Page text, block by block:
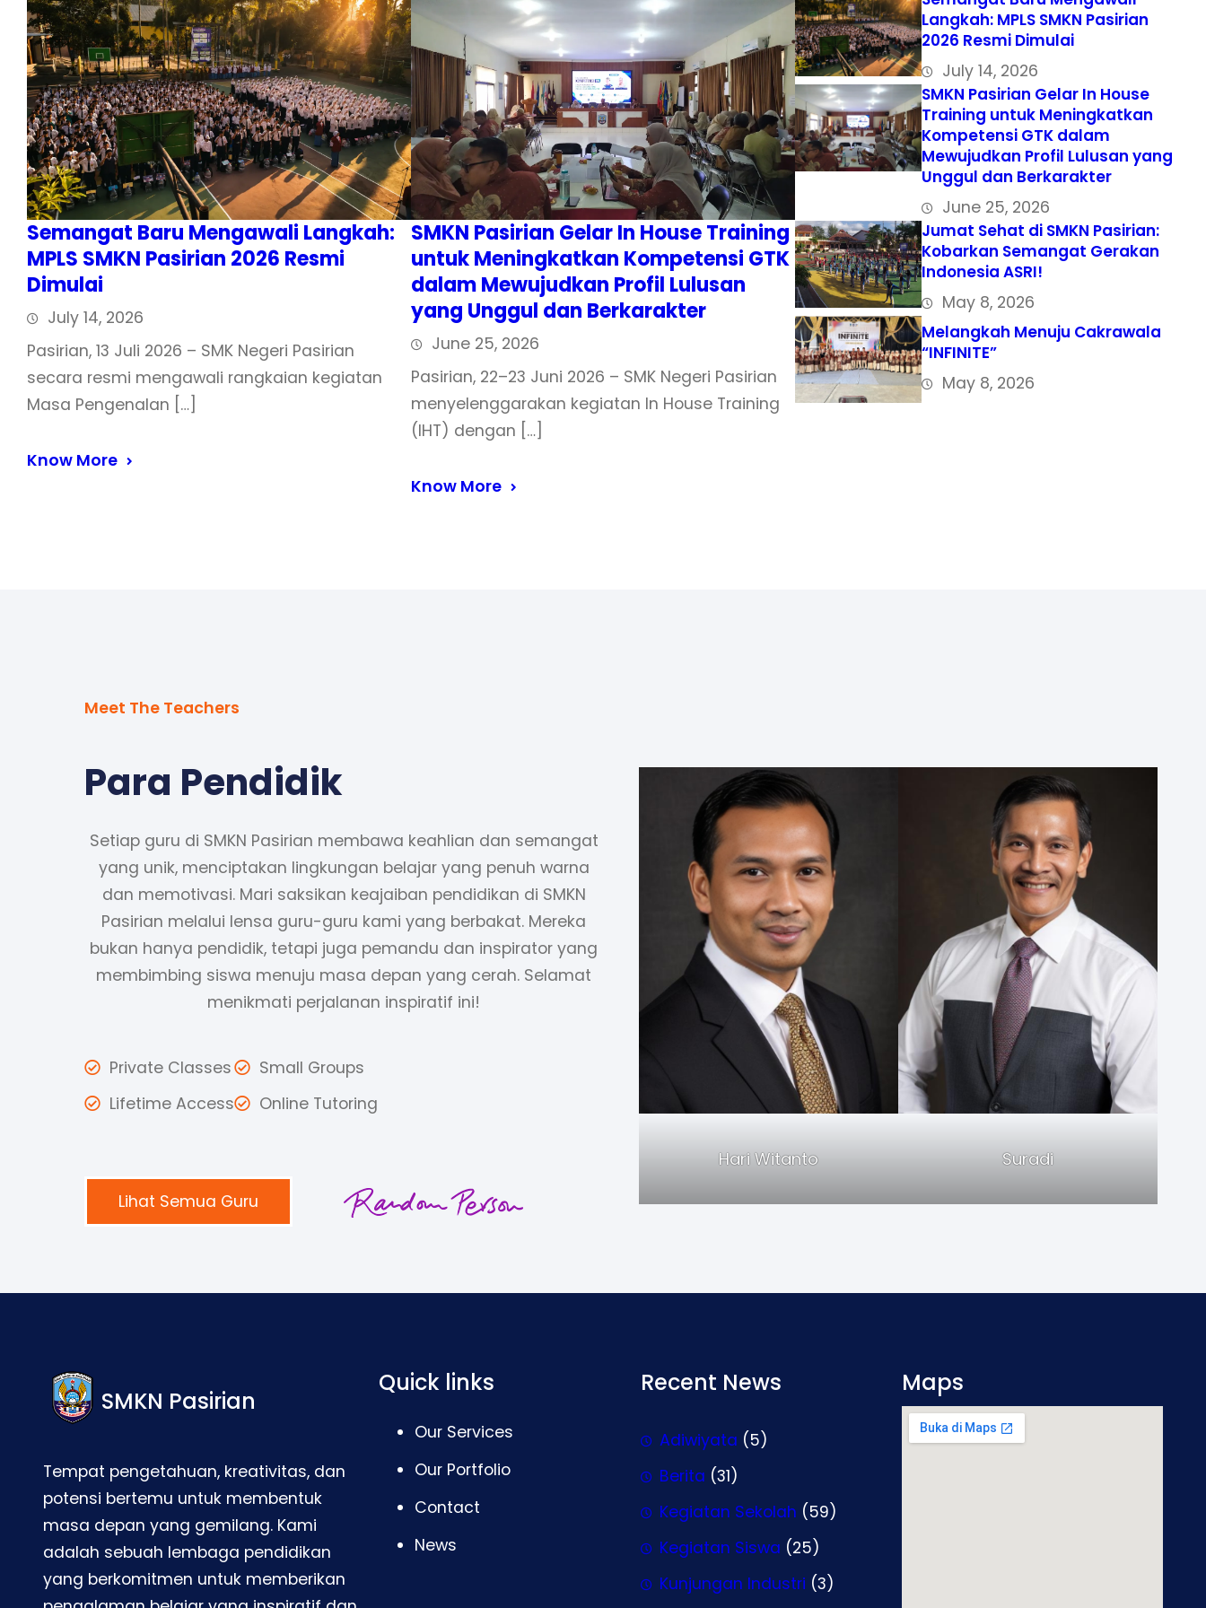
Semangat Baru Mengawali Langkah:
MPLS SMKN Pasirian 2026 Resmi
Dimulai
July 14, 2026
Pasirian, 13 Juli 2026 – SMK Negeri Pasirian
secara resmi mengawali rangkaian kegiatan
Masa Pengenalan […]
Know More
SMKN Pasirian Gelar In House Training
untuk Meningkatkan Kompetensi GTK
dalam Mewujudkan Profil Lulusan
yang Unggul dan Berkarakter
June 25, 2026
Pasirian, 22–23 Juni 2026 – SMK Negeri Pasirian
menyelenggarakan kegiatan In House Training
(IHT) dengan […]
Know More
Langkah: MPLS SMKN Pasirian
2026 Resmi Dimulai
July 14, 2026
SMKN Pasirian Gelar In House
Training untuk Meningkatkan
Kompetensi GTK dalam
Mewujudkan Profil Lulusan yang
Unggul dan Berkarakter
June 25, 2026
Jumat Sehat di SMKN Pasirian:
Kobarkan Semangat Gerakan
Indonesia ASRI!
May 8, 2026
Melangkah Menuju Cakrawala
“INFINITE”
May 8, 2026
Meet The Teachers
Para Pendidik
Setiap guru di SMKN Pasirian membawa keahlian dan semangat
yang unik, menciptakan lingkungan belajar yang penuh warna
dan memotivasi. Mari saksikan keajaiban pendidikan di SMKN
Pasirian melalui lensa guru-guru kami yang berbakat. Mereka
bukan hanya pendidik, tetapi juga pemandu dan inspirator yang
membimbing siswa menuju masa depan yang cerah. Selamat
menikmati perjalanan inspiratif ini!
Private Classes
Lifetime Access
Small Groups
Online Tutoring
Lihat Semua Guru
Hari Witanto Suradi
SMKN Pasirian
Tempat pengetahuan, kreativitas, dan
potensi bertemu untuk membentuk
masa depan yang gemilang. Kami
adalah sebuah lembaga pendidikan
yang berkomitmen untuk memberikan
Quick links
Our Services
Our Portfolio
Contact
News
Recent News
Adiwiyata (5)
Berita (31)
Kegiatan Sekolah (59)
Kegiatan Siswa (25)
Kunjungan Industri (3)
Maps